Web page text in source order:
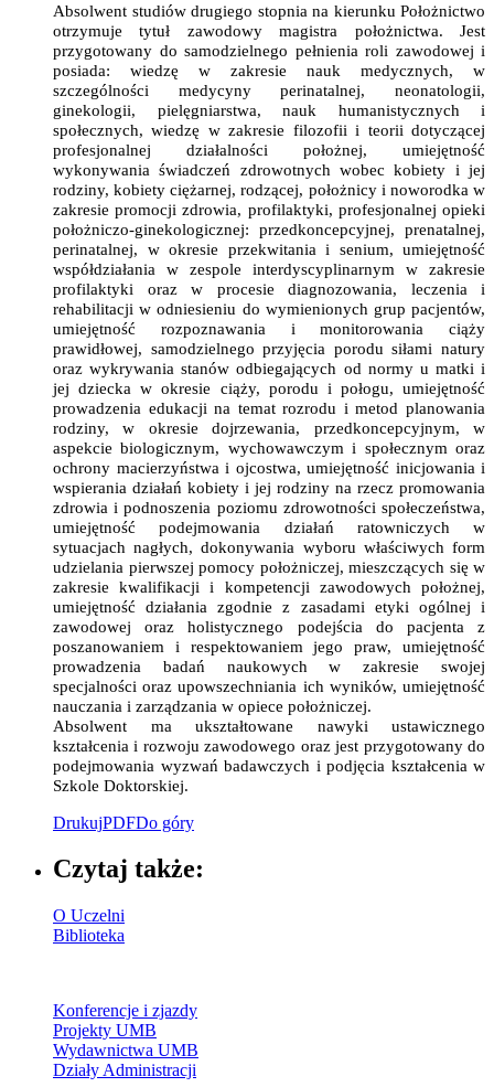
Absolwent studiów drugiego stopnia na kierunku Położnictwo
otrzymuje tytuł zawodowy magistra położnictwa. Jest
przygotowany do samodzielnego pełnienia roli zawodowej i
posiada: wiedzę w zakresie nauk medycznych, w
szczególności medycyny perinatalnej, neonatologii,
ginekologii, pielęgniarstwa, nauk humanistycznych i
społecznych, wiedzę w zakresie filozofii i teorii dotyczącej
profesjonalnej działalności położnej, umiejętność
wykonywania świadczeń zdrowotnych wobec kobiety i jej
rodziny, kobiety ciężarnej, rodzącej, położnicy i noworodka w
zakresie promocji zdrowia, profilaktyki, profesjonalnej opieki
położniczo-ginekologicznej: przedkoncepcyjnej, prenatalnej,
perinatalnej, w okresie przekwitania i senium, umiejętność
współdziałania w zespole interdyscyplinarnym w zakresie
profilaktyki oraz w procesie diagnozowania, leczenia i
rehabilitacji w odniesieniu do wymienionych grup pacjentów,
umiejętność rozpoznawania i monitorowania ciąży
prawidłowej, samodzielnego przyjęcia porodu siłami natury
oraz wykrywania stanów odbiegających od normy u matki i
jej dziecka w okresie ciąży, porodu i połogu, umiejętność
prowadzenia edukacji na temat rozrodu i metod planowania
rodziny, w okresie dojrzewania, przedkoncepcyjnym, w
aspekcie biologicznym, wychowawczym i społecznym oraz
ochrony macierzyństwa i ojcostwa, umiejętność inicjowania i
wspierania działań kobiety i jej rodziny na rzecz promowania
zdrowia i podnoszenia poziomu zdrowotności społeczeństwa,
umiejętność podejmowania działań ratowniczych w
sytuacjach nagłych, dokonywania wyboru właściwych form
udzielania pierwszej pomocy położniczej, mieszczących się w
zakresie kwalifikacji i kompetencji zawodowych położnej,
umiejętność działania zgodnie z zasadami etyki ogólnej i
zawodowej oraz holistycznego podejścia do pacjenta z
poszanowaniem i respektowaniem jego praw, umiejętność
prowadzenia badań naukowych w zakresie swojej
specjalności oraz upowszechniania ich wyników, umiejętność
nauczania i zarządzania w opiece położniczej.
Absolwent ma ukształtowane nawyki ustawicznego
kształcenia i rozwoju zawodowego oraz jest przygotowany do
podejmowania wyzwań badawczych i podjęcia kształcenia w
Szkole Doktorskiej.
DrukujPDFDo góry
Czytaj także:
O Uczelni
Biblioteka
Konferencje i zjazdy
Projekty UMB
Wydawnictwa UMB
Działy Administracji